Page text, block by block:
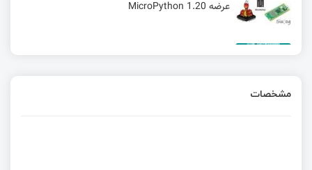
عرضه MicroPython 1.20
مشخصات